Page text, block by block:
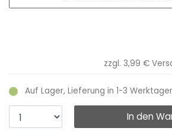
zzgl. 3,99 €
Auf Lager, Lieferung in 1-3
In den